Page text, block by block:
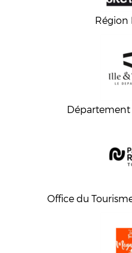
Région
Office du